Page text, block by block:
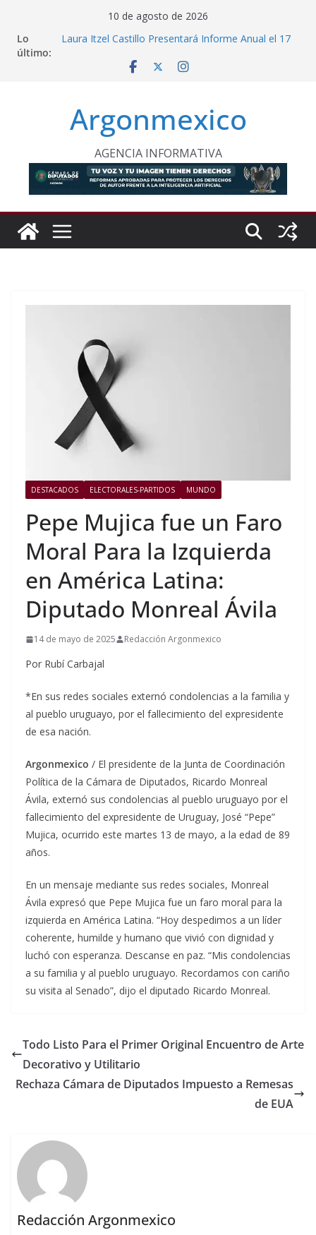
contenido
10 de agosto de 2026
Lo
último:
Laura Itzel Castillo Presentará Informe Anual el 17
Inaugura Clara Brugada Utopía “Elena Poniatowska
Permanente en México
Refuerzan Abasto de Agua en Acapulco Ante
Lluvias Intensas
INE Defiende Contrato con Territorium Life y Niega
Incumplimientos
Argonmexico
AGENCIA INFORMATIVA
DESTACADOS ELECTORALES-PARTIDOS MUNDO
Pepe Mujica fue un Faro
Moral Para la Izquierda
en América Latina:
Diputado Monreal Ávila
14 de mayo de 2025 Redacción Argonmexico
Por Rubí Carbajal
*En sus redes sociales externó condolencias a la familia y
al pueblo uruguayo, por el fallecimiento del expresidente
de esa nación.
Argonmexico / El presidente de la Junta de Coordinación
Política de la Cámara de Diputados, Ricardo Monreal
Ávila, externó sus condolencias al pueblo uruguayo por el
fallecimiento del expresidente de Uruguay, José “Pepe”
Mujica, ocurrido este martes 13 de mayo, a la edad de 89
años.
En un mensaje mediante sus redes sociales, Monreal
Ávila expresó que Pepe Mujica fue un faro moral para la
izquierda en América Latina. “Hoy despedimos a un líder
coherente, humilde y humano que vivió con dignidad y
luchó con esperanza. Descanse en paz. “Mis condolencias
a su familia y al pueblo uruguayo. Recordamos con cariño
su visita al Senado”, dijo el diputado Ricardo Monreal.
Todo Listo Para el Primer Original Encuentro de Arte
Decorativo y Utilitario
Rechaza Cámara de Diputados Impuesto a Remesas
de EUA
Redacción Argonmexico